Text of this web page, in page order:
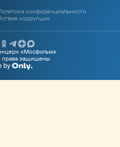
конфиденциальности
коррупции
«Мосфильм»
защищены